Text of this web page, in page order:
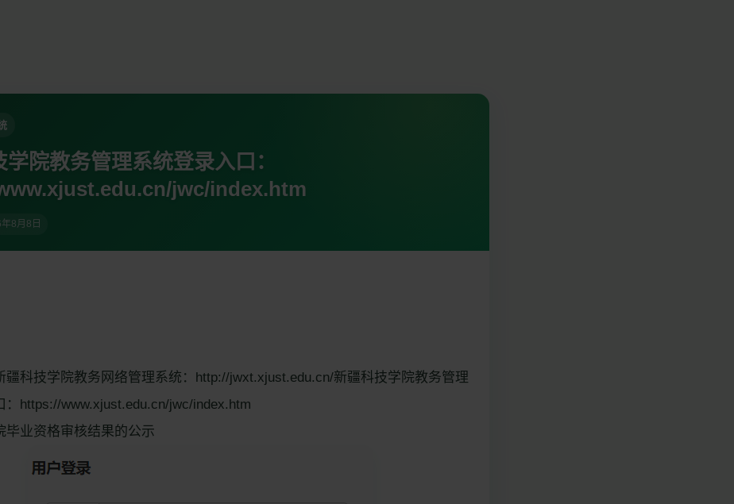
院教务管理系统登录入口：
jwc/index.htm
8月8日
疆科技学院教务网络管理系统：http://jwxt.xjust.edu.cn/新疆科技学院教务管理
：https://www.xjust.edu.cn/jwc/index.htm
毕业资格审核结果的公示